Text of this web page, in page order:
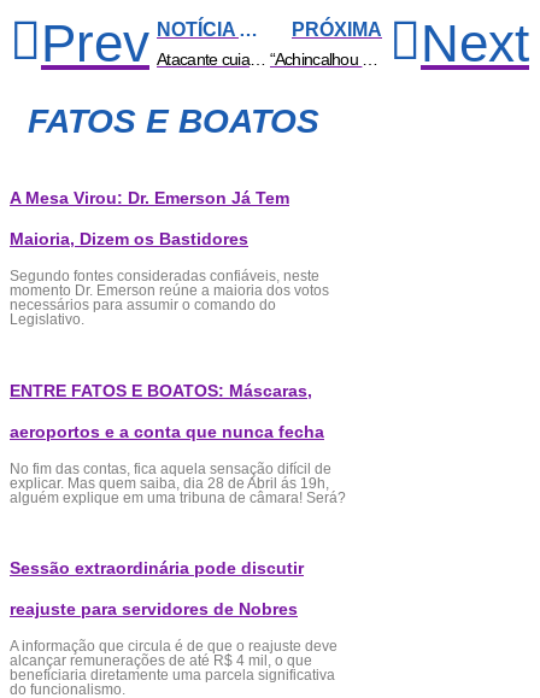
Prev NOTÍCIA ANTERIOR
Atacante cuiabano é destaque na vitória do Botafogo em ‘final antecipada’ pelo Brasileiro » Esportes & Notícias
PRÓXIMA Next
FATOS E BOATOS
A Mesa Virou: Dr. Emerson Já Tem
Maioria, Dizem os Bastidores
Segundo fontes consideradas confiáveis, neste
momento Dr. Emerson reúne a maioria dos votos
necessários para assumir o comando do
Legislativo.
ENTRE FATOS E BOATOS: Máscaras,
aeroportos e a conta que nunca fecha
No fim das contas, fica aquela sensação difícil de
explicar. Mas quem saiba, dia 28 de Abril ás 19h,
alguém explique em uma tribuna de câmara! Será?
Sessão extraordinária pode discutir
reajuste para servidores de Nobres
A informação que circula é de que o reajuste deve
alcançar remunerações de até R$ 4 mil, o que
beneficiaria diretamente uma parcela significativa
do funcionalismo.